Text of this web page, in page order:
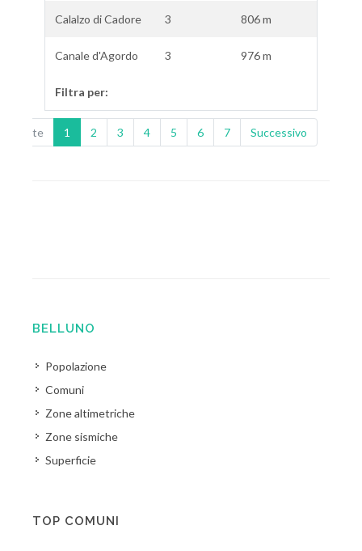
Filtra per:
Calalzo di Cadore 3 806 m
Canale d'Agordo 3 976 m
1 2 3 4 5 6 7 Successivo
BELLUNO
Popolazione
Comuni
Zone altimetriche
Zone sismiche
Superficie
TOP COMUNI